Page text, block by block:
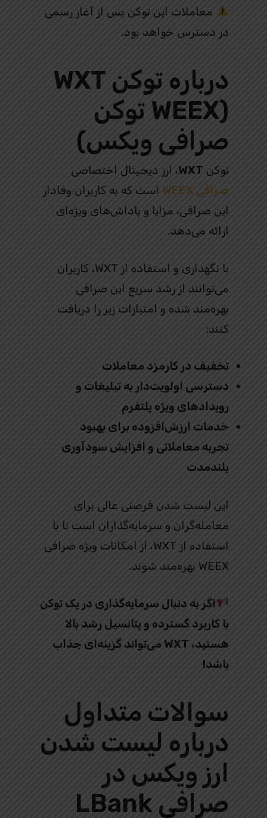
معاملات این توکن پس از آغاز رسمی
در دسترس خواهد بود.
درباره توکن WXT
(WEEX توکن
صرافی ویکس)
توکن WXT، ارز دیجیتال اختصاصی
صرافی WEEX
است که به کاربران وفادار
این صرافی، مزایا و پاداش‌های ویژه‌ای
ارائه می‌دهد.
با نگهداری و استفاده از WXT، کاربران
می‌توانند از رشد سریع این صرافی
بهره‌مند شده و امتیازات زیر را دریافت
کنند:
تخفیف در کارمزد معاملات
دسترسی اولویت‌دار به تبلیغات و
رویدادهای ویژه پلتفرم
خدمات ارزش‌افزوده برای بهبود
تجربه معاملاتی و افزایش سودآوری
بلندمدت
این لیست شدن فرصتی عالی برای
معامله‌گران و سرمایه‌گذاران است تا با
استفاده از WXT، از امکانات ویژه صرافی
WEEX بهره‌مند شوند.
اگر به دنبال سرمایه‌گذاری در یک توکن
با کاربرد گسترده و پتانسیل رشد بالا
هستید، WXT می‌تواند گزینه‌ای جذاب
باشد!
سوالات متداول
درباره لیست شدن
ارز ویکس در
صرافی LBank